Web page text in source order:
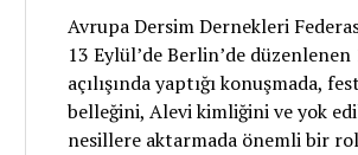
Avrupa Dersim Dernekleri
13 Eylül’de Berlin’de düzenlenen
açılışında yaptığı konuşmada,
belleğini, Alevi kimliğini ve yok
nesillere aktarmada önemli bir